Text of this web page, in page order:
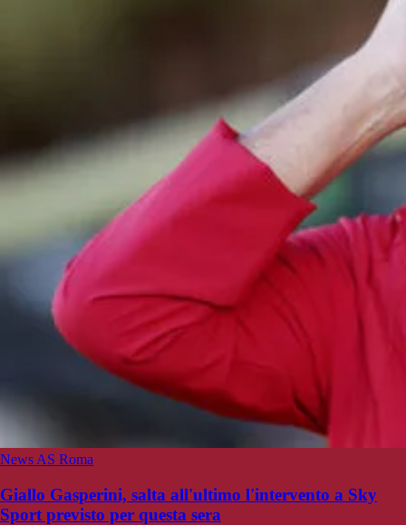
News AS Roma
Giallo Gasperini, salta all'ultimo l'intervento a Sky
Sport previsto per questa sera